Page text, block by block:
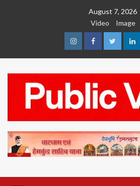
August 7, 2026
Video
Image
InstagramFacebookTwitter